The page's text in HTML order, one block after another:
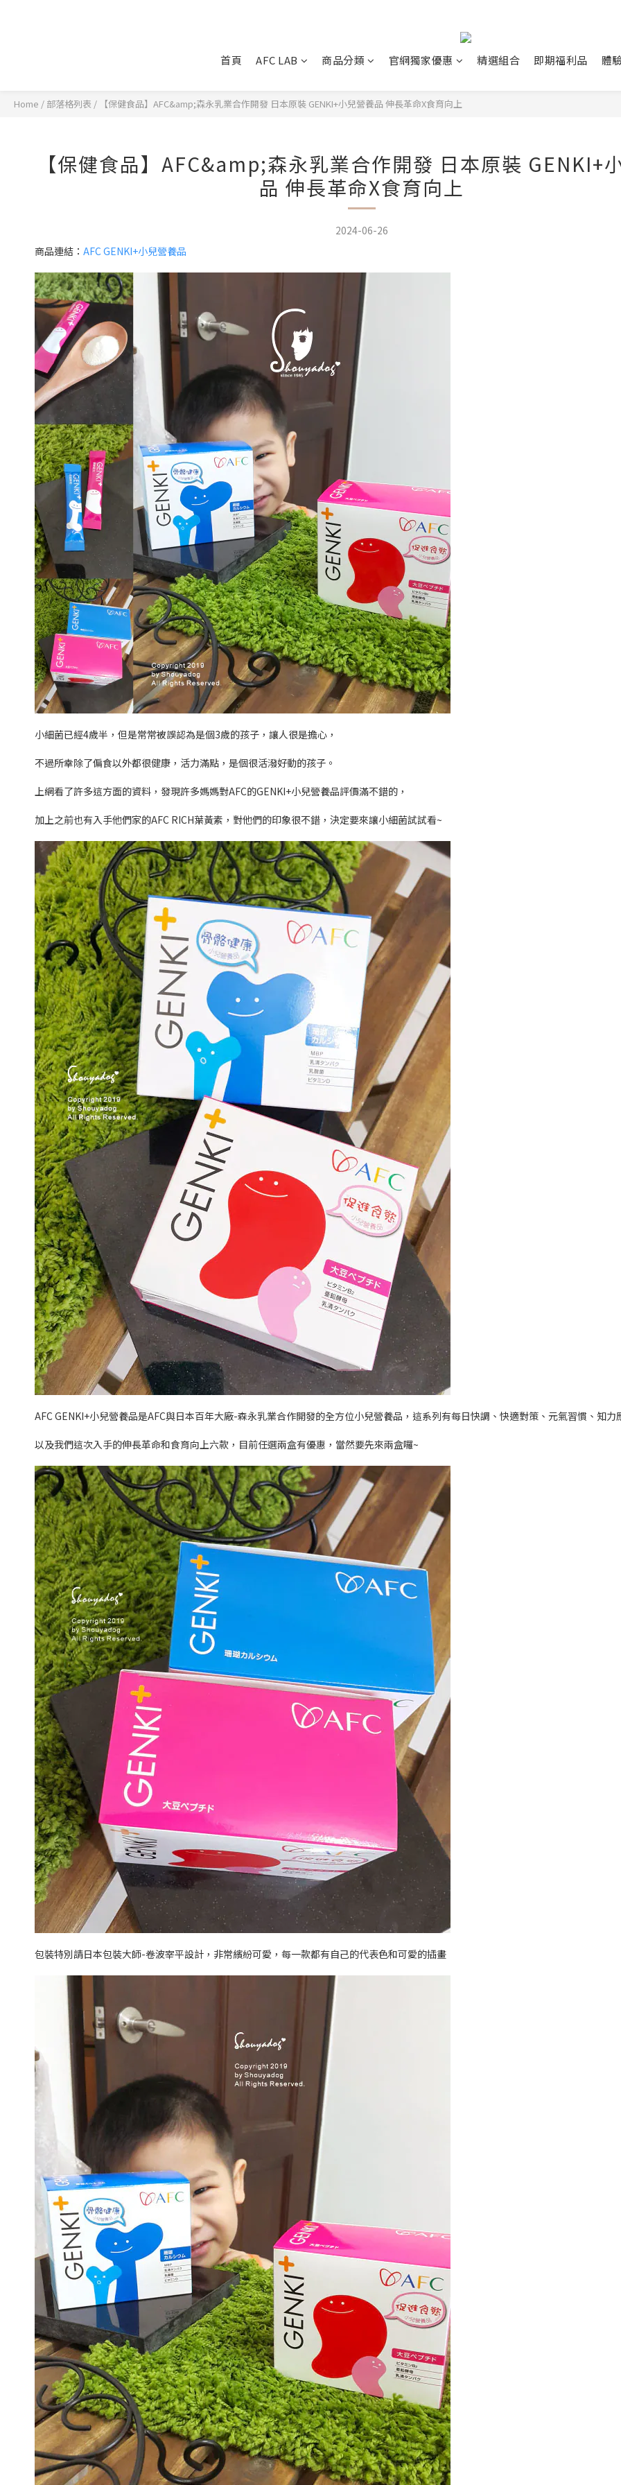
首頁 AFC LAB 商品分類 官網獨家優惠 精選組合 即期福利品 體
Home / 部落格列表 / 【保健食品】AFC&amp;森永乳業合作開發 日本原裝 GENKI+小兒營養品 伸長革命X食育向上
【保健食品】AFC&amp;森永乳業合作開發 日本原裝 GENKI+
品 伸長革命X食育向上
2024-06-26
商品連結： AFC GENKI+小兒營養品
小細菌已經4歲半，但是常常被誤認為是個3歲的孩子，讓人很是擔心，
不過所幸除了偏食以外都很健康，活力滿點，是個很活潑好動的孩子。
上網看了許多這方面的資料，發現許多媽媽對AFC的GENKI+小兒營養品評價滿不錯的，
加上之前也有入手他們家的AFC RICH葉黃素，對他們的印象很不錯，決定要來讓小細菌試試看~
AFC GENKI+小兒營養品是AFC與日本百年大廠-森永乳業合作開發的全方位小兒營養品，這系列有每日快調、快適對策、元氣習慣、知力
以及我們這次入手的伸長革命和食育向上六款，目前任選兩盒有優惠，當然要先來兩盒囉~
包裝特別請日本包裝大師-卷波宰平設計，非常繽紛可愛，每一款都有自己的代表色和可愛的插畫